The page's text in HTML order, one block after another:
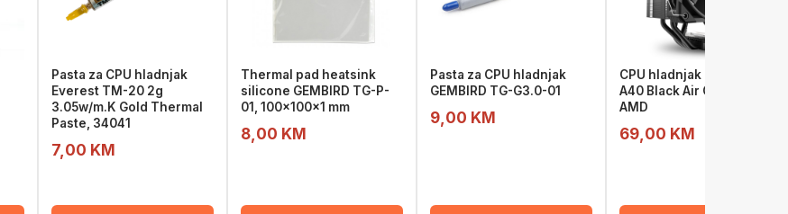
Pasta za CPU hladnjak
Everest TM-20 2g
3.05w/m.K Gold Thermal
Paste, 34041
7,00 KM
Thermal pad heatsink
silicone GEMBIRD TG-P-
01, 100x100x1 mm
8,00 KM
Pasta za CPU hladnjak
GEMBIRD TG-G3.0-01
9,00 KM
CPU hladnjak Sharkoon
A40 Black Air Cooler Intel
AMD
69,00 KM